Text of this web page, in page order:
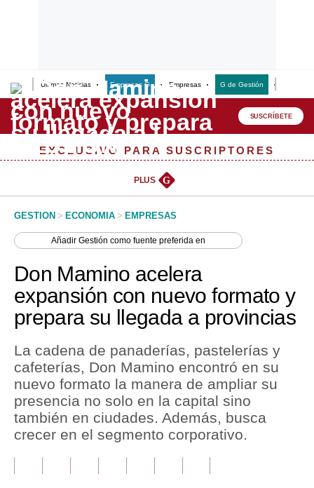
Últimas Noticias Empresas G Empresas G de Gestión
Lo último
Peru Quiosco
Management & Empleo
Perú
Política
Finanzas Personales
Inmobiliarias
Plus G
SUSCRÍBETE
EXCLUSIVO PARA SUSCRIPTORES
PLUS G
GESTION > ECONOMIA > EMPRESAS
AñadirGestión como fuente preferida en
Don Mamino acelera
expansión con nuevo formato y
prepara su llegada a provincias
La cadena de panaderías, pastelerías y
cafeterías, Don Mamino encontró en su
nuevo formato la manera de ampliar su
presencia no solo en la capital sino
también en ciudades. Además, busca
crecer en el segmento corporativo.